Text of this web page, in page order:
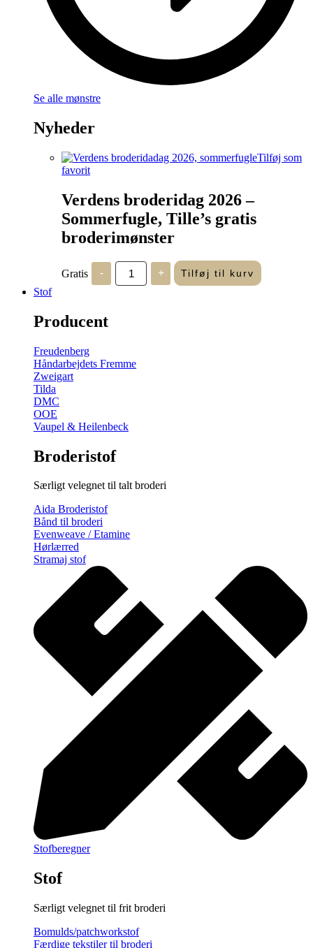
Se alle mønstre
Nyheder
Tilføj som
favorit
Verdens broderidag 2026 –
Sommerfugle, Tille’s gratis
broderimønster
Gratis -
Verdens
broderidag
2026
+ Tilføj til kurv
Stof
Producent
Freudenberg
Håndarbejdets Fremme
Zweigart
Tilda
DMC
OOE
Vaupel & Heilenbeck
Broderistof
Særligt velegnet til talt broderi
Aida Broderistof
Bånd til broderi
Evenweave / Etamine
Hørlærred
Stramaj stof
Stofberegner
Stof
Særligt velegnet til frit broderi
Bomulds/patchworkstof
Færdige tekstiler til broderi